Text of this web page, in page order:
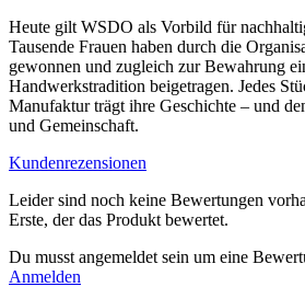
Heute gilt WSDO als Vorbild für
Tausende Frauen haben durch die
gewonnen und zugleich zur Bewahrung
Handwerkstradition beigetragen. Jedes
Manufaktur trägt ihre Geschichte – und
und Gemeinschaft.
Kundenrezensionen
Leider sind noch keine Bewertungen
Erste, der das Produkt bewertet.
Du musst angemeldet sein um eine
Anmelden